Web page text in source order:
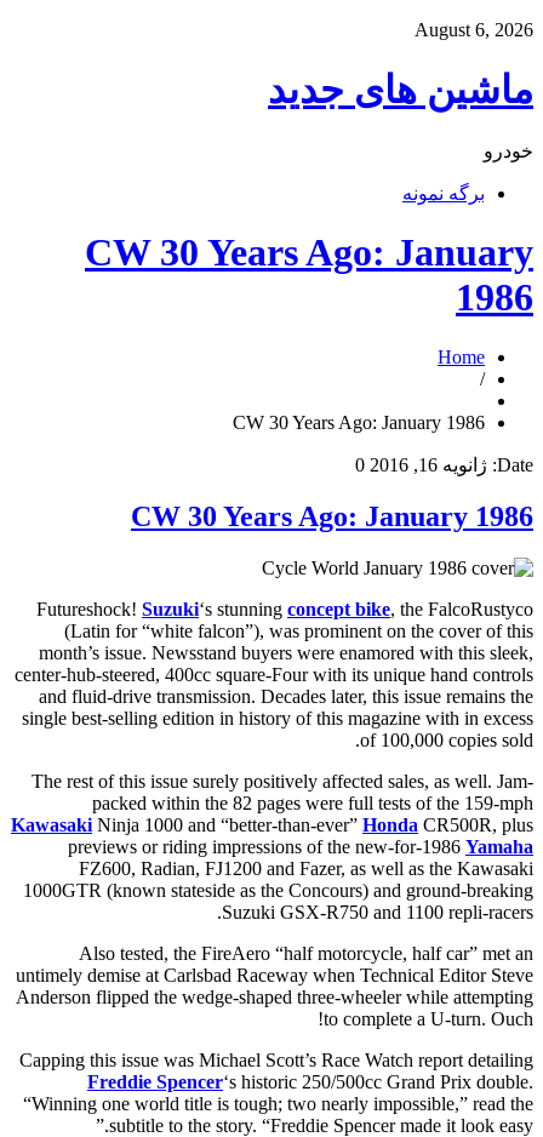
August 6, 2026
ماشین های جدید
خودرو
برگه نمونه
CW 30 Years Ago: January
1986
Home
/
CW 30 Years Ago: January 1986
Date: ژانویه 16, 2016 0
CW 30 Years Ago: January 1986
Futureshock! Suzuki‘s stunning concept bike, the FalcoRustyco
(Latin for “white falcon”), was prominent on the cover of this
month’s issue. Newsstand buyers were enamored with this sleek,
center-hub-steered, 400cc square-Four with its unique hand controls
and fluid-drive transmission. Decades later, this issue remains the
single best-selling edition in history of this magazine with in excess
of 100,000 copies sold.
The rest of this issue surely positively affected sales, as well. Jam-
packed within the 82 pages were full tests of the 159-mph
Kawasaki Ninja 1000 and “better-than-ever” Honda CR500R, plus
previews or riding impressions of the new-for-1986 Yamaha
FZ600, Radian, FJ1200 and Fazer, as well as the Kawasaki
1000GTR (known stateside as the Concours) and ground-breaking
Suzuki GSX-R750 and 1100 repli-racers.
Also tested, the FireAero “half motorcycle, half car” met an
untimely demise at Carlsbad Raceway when Technical Editor Steve
Anderson flipped the wedge-shaped three-wheeler while attempting
to complete a U-turn. Ouch!
Capping this issue was Michael Scott’s Race Watch report detailing
Freddie Spencer‘s historic 250/500cc Grand Prix double.
“Winning one world title is tough; two nearly impossible,” read the
subtitle to the story. “Freddie Spencer made it look easy.”